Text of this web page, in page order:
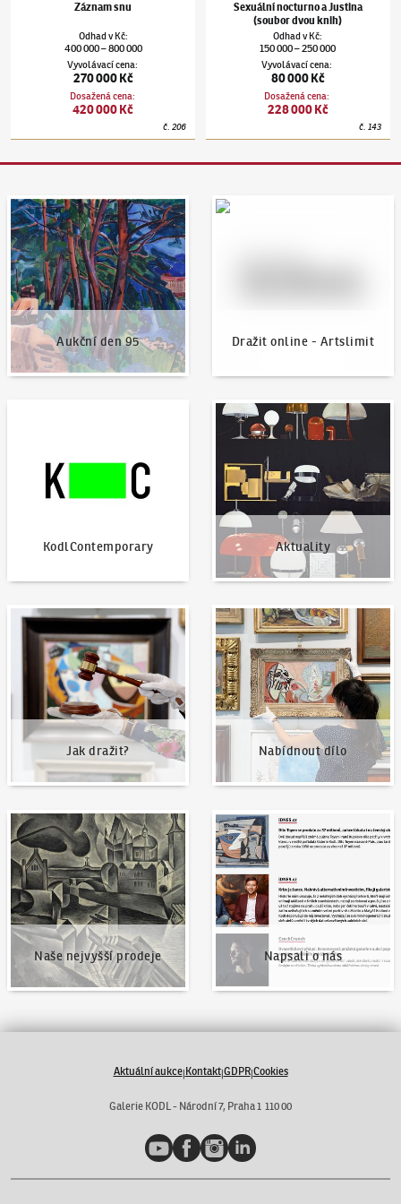
Záznam snu
Odhadv Kč:
400 000–800 000
Vyvolávací cena:
270 000 Kč
Dosažená cena:
420 000 Kč
č.206
Sexuální nocturno a Justina
(soubor dvou knih)
OdhadvKč:
150 000–250 000
Vyvolávací cena:
80 000 Kč
Dosažená cena:
228 000 Kč
č.143
Aukční den 95
Aukční den 95
Dražit online - Artslimit
Dražit online - Artslimit
KodlContemporary Aktuality
Aktuality
Jak dražit?
Jak dražit?
Nabídnout dílo
Nabídnout dílo
Naše nejvyšší prodeje
Naše nejvyšší prodeje
Napsali o nás
Napsali o nás
Aktuální aukce|Kontakt|GDPR|Cookies
Galerie KODL - Národní 7, Praha 1 110 00
YouTubeFacebookInstagramLinkedIn